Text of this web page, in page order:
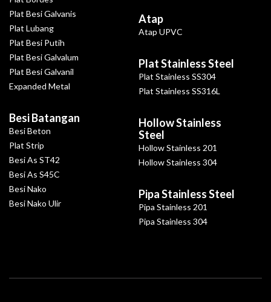
Plat Besi Galvanis
Plat Lubang
Plat Besi Putih
Plat Besi Galvalum
Plat Besi Galvanil
Expanded Metal
Besi Batangan
Besi Beton
Plat Strip
Besi As ST42
Besi As S45C
Besi Nako
Besi Nako Ulir
Atap
Atap UPVC
Plat Stainless Steel
Plat Stainless SS304
Plat Stainless SS316L
Hollow Stainless
Steel
Hollow Stainless 201
Hollow Stainless 304
Pipa Stainless Steel
Pipa Stainless 201
Pipa Stainless 304